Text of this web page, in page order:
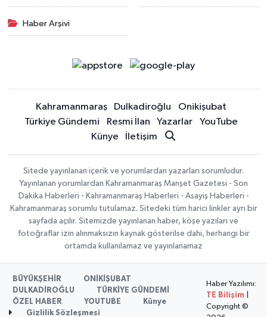
Haber Arşivi
Kahramanmaraş Dulkadiroğlu
Onikişubat
Türkiye Gündemi
Resmi İlan Yazarlar
YouTube
Künye
İletişim
Sitede yayınlanan içerik ve yorumlardan yazarları sorumludur.
Yayınlanan yorumlardan Kahramanmaraş Manşet Gazetesi - Son
Dakika Haberleri - Kahramanmaraş Haberleri - Asayiş Haberleri -
Kahramanmaraş sorumlu tutulamaz. Sitedeki tüm harici linkler ayrı bir
sayfada açılır. Sitemizde yayınlanan haber, köşe yazıları ve
fotoğraflar izin alınmaksızın kaynak gösterilse dahi, herhangi bir
ortamda kullanılamaz ve yayınlanamaz
BÜYÜKŞEHİR
ONİKİŞUBAT
DULKADİROĞLU
TÜRKİYE GÜNDEMİ
ÖZEL HABER
YOUTUBE
Künye
Gizlilik Sözleşmesi
Haber Yazılımı:
TE Bilişim
Copyright ©